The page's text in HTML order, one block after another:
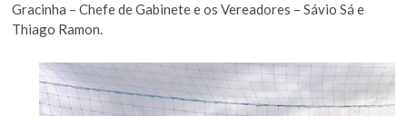
Gracinha – Chefe de Gabinete e os Vereadores – Sávio Sá e
Thiago Ramon.